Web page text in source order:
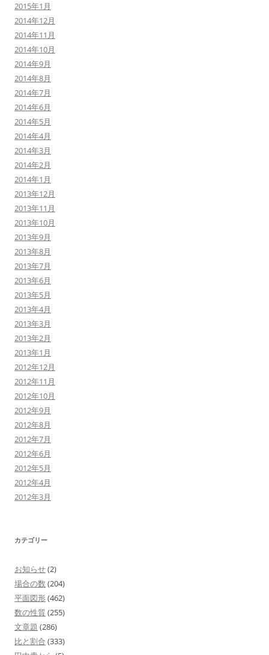
2015年1月
2014年12月
2014年11月
2014年10月
2014年9月
2014年8月
2014年7月
2014年6月
2014年5月
2014年4月
2014年3月
2014年2月
2014年1月
2013年12月
2013年11月
2013年10月
2013年9月
2013年8月
2013年7月
2013年6月
2013年5月
2013年4月
2013年3月
2013年2月
2013年1月
2012年12月
2012年11月
2012年10月
2012年9月
2012年8月
2012年7月
2012年6月
2012年5月
2012年4月
2012年3月
カテゴリー
お知らせ(2)
場合の数 (204)
平面図形(462)
数の性質(255)
文章題 (286)
比と割合 (333)